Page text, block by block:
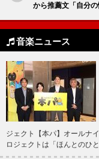
から推薦文「自分の
音楽ニュース
ジェクト【本パ】オールナ
ロジェクトは「ほんとのひ